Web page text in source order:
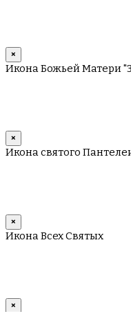
×
Икона Божьей Матери
×
Икона святого
×
Икона Всех Святых
×